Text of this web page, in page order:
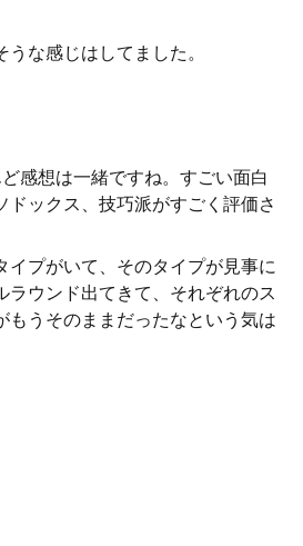
な感じはしてました。
感想は一緒ですね。すごい面白
ドックス、技巧派がすごく評価さ
イプがいて、そのタイプが見事に
ラウンド出てきて、それぞれのス
もうそのままだったなという気は